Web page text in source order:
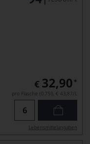
€ 32,90 *
pro Flasche (0.75l), € 43,87/L
Lebensmittel­angaben